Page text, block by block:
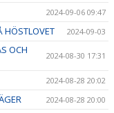
2024-09-06 09:47
HÖSTLOVET 2024-09-03
OCH
2024-08-30 17:31
2024-08-28 20:02
2024-08-28 20:00